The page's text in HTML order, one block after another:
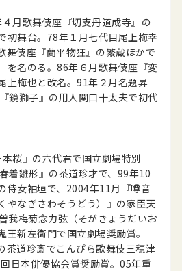
月歌舞伎座『切支丹道成寺』の
初舞台。78年１月七代目尾上梅幸
舞伎座『蘭平物狂』の繁蔵ほかで
を名のる。86年６月歌舞伎座『変
上梅也と改名。91年２月名題昇
鏡獅子』の用人関口十太夫で初代
桜』の六代君で国立劇場特別
着雛形』の茶道珍才で、99年10
侍女袖垣で、2004年11月『噂音
やなぎさわそうどう）』の家臣天
我梅菊念力弦（そがきょうだいお
王新左衛門で国立劇場奨励賞。
茶道珍斎でこんぴら歌舞伎三穂津
日本俳優協会賞奨励賞。05年重